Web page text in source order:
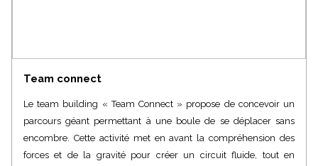
Team connect
Le team building « Team Connect » propose de concevoir un
parcours géant permettant à une boule de se déplacer sans
encombre. Cette activité met en avant la compréhension des
forces et de la gravité pour créer un circuit fluide, tout en